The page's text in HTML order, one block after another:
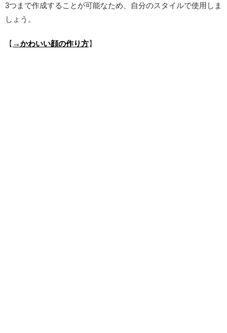
3つまで作成することが可能なため、自分のスタイルで使用しま
しょう。
【 →かわいい顔の作り方】